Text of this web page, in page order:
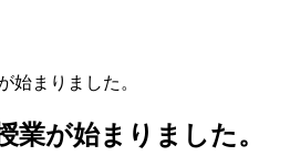
始まりました。
業が始まりました。